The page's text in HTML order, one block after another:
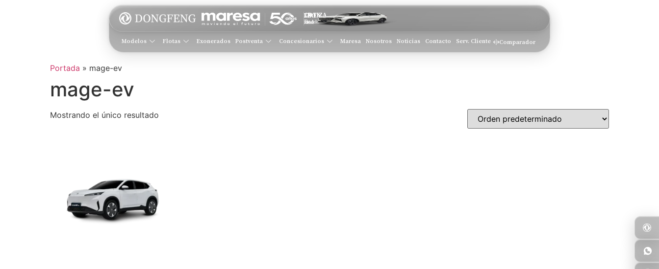
COTIZA EN LÍNEA
Tu modelo ideal
Modelos Flotas Exonerados Postventa Concesionarios Maresa Nosotros Noticias Contacto Serv. Cliente Comparador
Portada » mage-ev
mage-ev
Mostrando el único resultado